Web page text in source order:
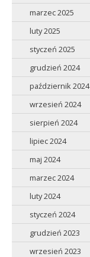
marzec 2025
luty 2025
styczeń 2025
grudzień 2024
październik 2024
wrzesień 2024
sierpień 2024
lipiec 2024
maj 2024
marzec 2024
luty 2024
styczeń 2024
grudzień 2023
wrzesień 2023